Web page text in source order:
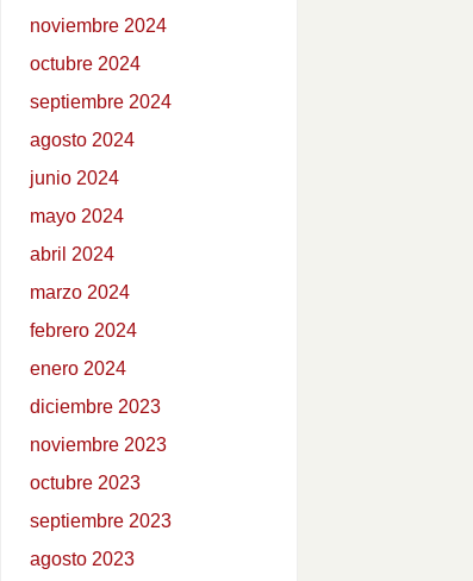
noviembre 2024
octubre 2024
septiembre 2024
agosto 2024
junio 2024
mayo 2024
abril 2024
marzo 2024
febrero 2024
enero 2024
diciembre 2023
noviembre 2023
octubre 2023
septiembre 2023
agosto 2023